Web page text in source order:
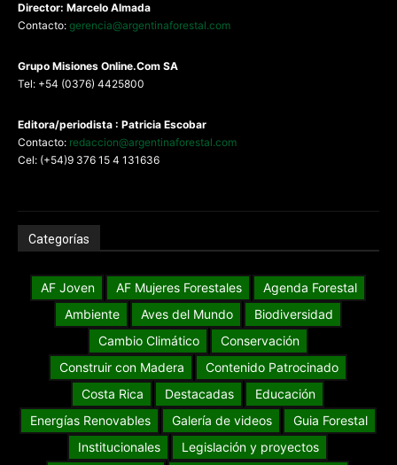
Director: Marcelo Almada
Contacto: gerencia@argentinaforestal.com
Grupo Misiones Online.Com SA
Tel: +54 (0376) 4425800
Editora/periodista : Patricia Escobar
Contacto: redaccion@argentinaforestal.com
Cel: (+54)9 376 15 4 131636
Categorías
AF Joven AF Mujeres Forestales
Agenda Forestal
Ambiente
Aves del Mundo
Biodiversidad
Cambio Climático
Conservación
Construir con Madera
Contenido Patrocinado
Costa Rica
Destacadas
Educación
Energías Renovables
Galería de videos
Guia Forestal
Institucionales
Legislación y proyectos